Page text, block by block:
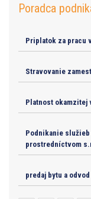
Poradca
Priplatok za pracu
Stravovanie
Platnost okamzitej
Podnikanie
prostredníctvom
predaj bytu a